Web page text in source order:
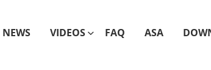
NEWS VIDEOS FAQ ASA